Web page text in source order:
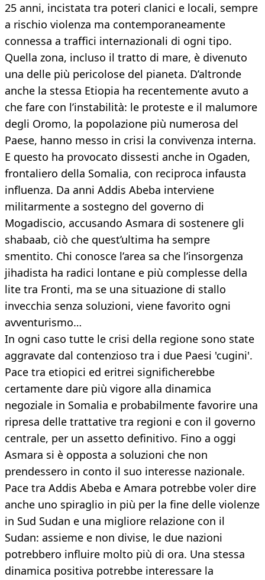
25 anni, incistata tra poteri clanici e locali, sempre
a rischio violenza ma contemporaneamente
connessa a traffici internazionali di ogni tipo.
Quella zona, incluso il tratto di mare, è divenuto
una delle più pericolose del pianeta. D’altronde
anche la stessa Etiopia ha recentemente avuto a
che fare con l’instabilità: le proteste e il malumore
degli Oromo, la popolazione più numerosa del
Paese, hanno messo in crisi la convivenza interna.
E questo ha provocato dissesti anche in Ogaden,
frontaliero della Somalia, con reciproca infausta
influenza. Da anni Addis Abeba interviene
militarmente a sostegno del governo di
Mogadiscio, accusando Asmara di sostenere gli
shabaab, ciò che quest’ultima ha sempre
smentito. Chi conosce l’area sa che l’insorgenza
jihadista ha radici lontane e più complesse della
lite tra Fronti, ma se una situazione di stallo
invecchia senza soluzioni, viene favorito ogni
avventurismo…
In ogni caso tutte le crisi della regione sono state
aggravate dal contenzioso tra i due Paesi 'cugini'.
Pace tra etiopici ed eritrei significherebbe
certamente dare più vigore alla dinamica
negoziale in Somalia e probabilmente favorire una
ripresa delle trattative tra regioni e con il governo
centrale, per un assetto definitivo. Fino a oggi
Asmara si è opposta a soluzioni che non
prendessero in conto il suo interesse nazionale.
Pace tra Addis Abeba e Amara potrebbe voler dire
anche uno spiraglio in più per la fine delle violenze
in Sud Sudan e una migliore relazione con il
Sudan: assieme e non divise, le due nazioni
potrebbero influire molto più di ora. Una stessa
dinamica positiva potrebbe interessare la